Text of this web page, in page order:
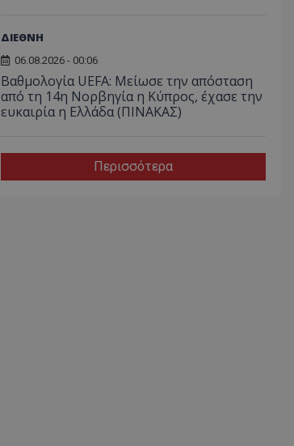
ΔΙΕΘΝΗ
06.08.2026 - 00:06
Βαθμολογία UEFA: Μείωσε την απόσταση
από τη 14η Νορβηγία η Κύπρος, έχασε την
ευκαιρία η Ελλάδα (ΠΙΝΑΚΑΣ)
Περισσότερα